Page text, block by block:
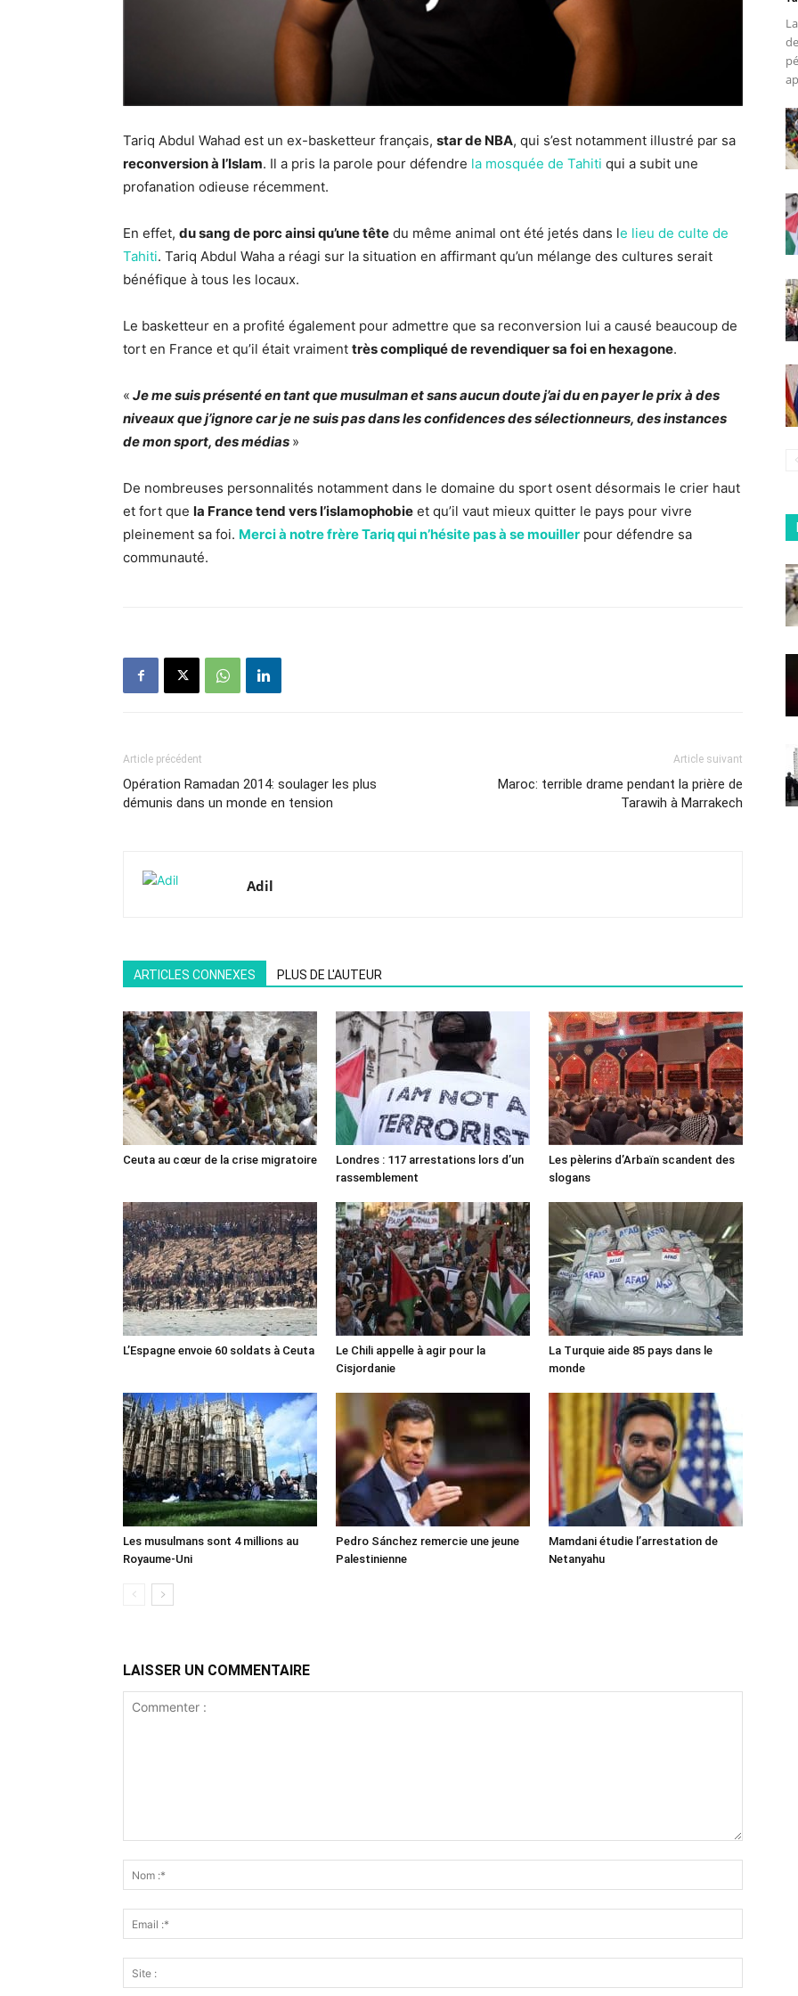
Tariq Abdul Wahad est un ex-basketteur français, star de NBA, qui s’est notamment illustré par sa
reconversion à l’Islam. Il a pris la parole pour défendre la mosquée de Tahiti qui a subit une
profanation odieuse récemment.
En effet, du sang de porc ainsi qu’une tête du même animal ont été jetés dans le lieu de culte de
Tahiti. Tariq Abdul Waha a réagi sur la situation en affirmant qu’un mélange des cultures serait
bénéfique à tous les locaux.
Le basketteur en a profité également pour admettre que sa reconversion lui a causé beaucoup de
tort en France et qu’il était vraiment très compliqué de revendiquer sa foi en hexagone.
« Je me suis présenté en tant que musulman et sans aucun doute j’ai du en payer le prix à des
niveaux que j’ignore car je ne suis pas dans les confidences des sélectionneurs, des instances
de mon sport, des médias »
De nombreuses personnalités notamment dans le domaine du sport osent désormais le crier haut
et fort que la France tend vers l’islamophobie et qu’il vaut mieux quitter le pays pour vivre
pleinement sa foi. Merci à notre frère Tariq qui n’hésite pas à se mouiller pour défendre sa
communauté.
Article précédent
Opération Ramadan 2014: soulager les plus
démunis dans un monde en tension
Article suivant
Maroc: terrible drame pendant la prière de
Tarawih à Marrakech
Adil
ARTICLES CONNEXES PLUS DE L'AUTEUR
Ceuta au cœur de la crise migratoire
Londres : 117 arrestations lors d’un
rassemblement
Les pèlerins d’Arbaïn scandent des
slogans
L’Espagne envoie 60 soldats à Ceuta
Le Chili appelle à agir pour la
Cisjordanie
La Turquie aide 85 pays dans le
monde
Les musulmans sont 4 millions au
Royaume-Uni
Pedro Sánchez remercie une jeune
Palestinienne
Mamdani étudie l’arrestation de
Netanyahu
LAISSER UN COMMENTAIRE